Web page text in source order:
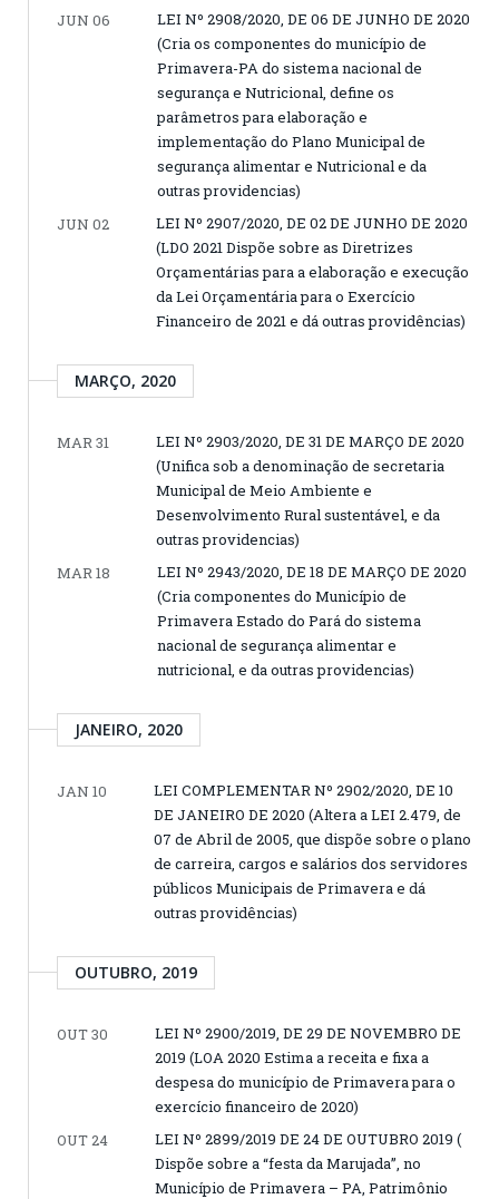
JUN 06
LEI Nº 2908/2020, DE 06 DE JUNHO DE 2020
(Cria os componentes do município de
Primavera-PA do sistema nacional de
segurança e Nutricional, define os
parâmetros para elaboração e
implementação do Plano Municipal de
segurança alimentar e Nutricional e da
outras providencias)
JUN 02
LEI Nº 2907/2020, DE 02 DE JUNHO DE 2020
(LDO 2021 Dispõe sobre as Diretrizes
Orçamentárias para a elaboração e execução
da Lei Orçamentária para o Exercício
Financeiro de 2021 e dá outras providências)
MARÇO, 2020
MAR 31
LEI Nº 2903/2020, DE 31 DE MARÇO DE 2020
(Unifica sob a denominação de secretaria
Municipal de Meio Ambiente e
Desenvolvimento Rural sustentável, e da
outras providencias)
MAR 18
LEI Nº 2943/2020, DE 18 DE MARÇO DE 2020
(Cria componentes do Município de
Primavera Estado do Pará do sistema
nacional de segurança alimentar e
nutricional, e da outras providencias)
JANEIRO, 2020
JAN 10
LEI COMPLEMENTAR Nº 2902/2020, DE 10
DE JANEIRO DE 2020 (Altera a LEI 2.479, de
07 de Abril de 2005, que dispõe sobre o plano
de carreira, cargos e salários dos servidores
públicos Municipais de Primavera e dá
outras providências)
OUTUBRO, 2019
OUT 30
LEI Nº 2900/2019, DE 29 DE NOVEMBRO DE
2019 (LOA 2020 Estima a receita e fixa a
despesa do município de Primavera para o
exercício financeiro de 2020)
OUT 24
LEI Nº 2899/2019 DE 24 DE OUTUBRO 2019 (
Dispõe sobre a “festa da Marujada”, no
Município de Primavera – PA, Patrimônio